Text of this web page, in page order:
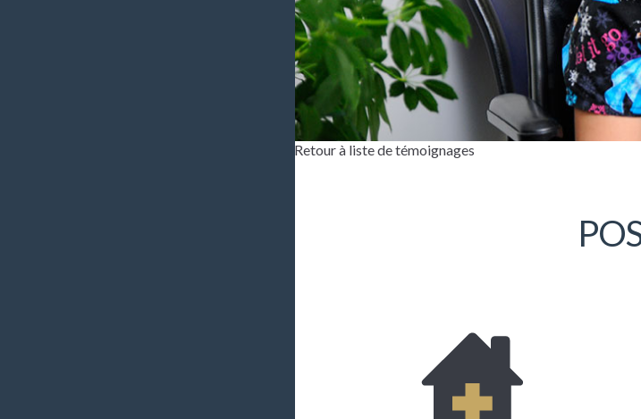
formatrice et c’est un privilège pour
pouvoir accompagner les préposées
tâches respectives. Ce qui me stimule
point dans ce poste, c’est sans
Retour à liste de témoignages